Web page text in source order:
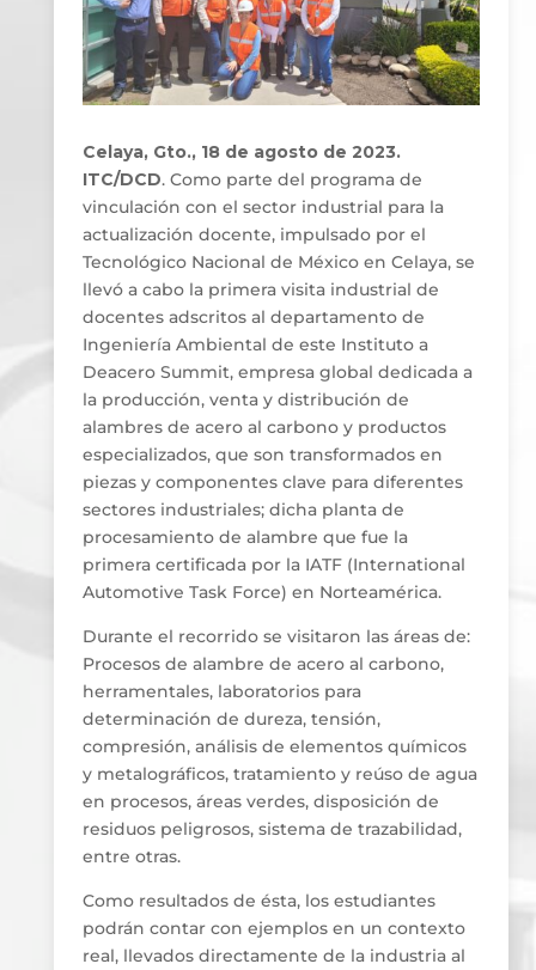
Celaya, Gto., 18 de agosto de 2023.
ITC/DCD. Como parte del programa de
vinculación con el sector industrial para la
actualización docente, impulsado por el
Tecnológico Nacional de México en Celaya, se
llevó a cabo la primera visita industrial de
docentes adscritos al departamento de
Ingeniería Ambiental de este Instituto a
Deacero Summit, empresa global dedicada a
la producción, venta y distribución de
alambres de acero al carbono y productos
especializados, que son transformados en
piezas y componentes clave para diferentes
sectores industriales; dicha planta de
procesamiento de alambre que fue la
primera certificada por la IATF (International
Automotive Task Force) en Norteamérica.
Durante el recorrido se visitaron las áreas de:
Procesos de alambre de acero al carbono,
herramentales, laboratorios para
determinación de dureza, tensión,
compresión, análisis de elementos químicos
y metalográficos, tratamiento y reúso de agua
en procesos, áreas verdes, disposición de
residuos peligrosos, sistema de trazabilidad,
entre otras.
Como resultados de ésta, los estudiantes
podrán contar con ejemplos en un contexto
real, llevados directamente de la industria al